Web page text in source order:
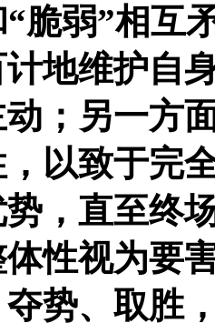
脆弱”相互
地维护自
；另一方
以致于完
，直至终
性视为要
势、取胜